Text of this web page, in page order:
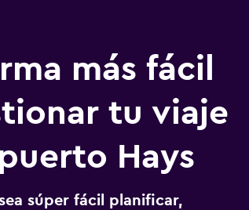
más fácil
tu viaje
Hays
súper fácil planificar,